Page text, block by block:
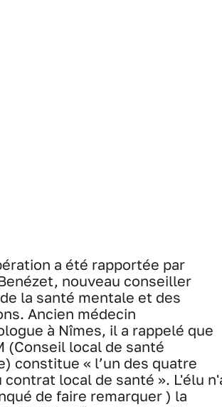
a été rapportée par
nouveau conseiller
la santé mentale et des
Ancien médecin
à Nîmes, il a rappelé que
(Conseil local de santé
constitue « l’un des quatre
contrat local de santé ». L'élu
de faire remarquer ) la